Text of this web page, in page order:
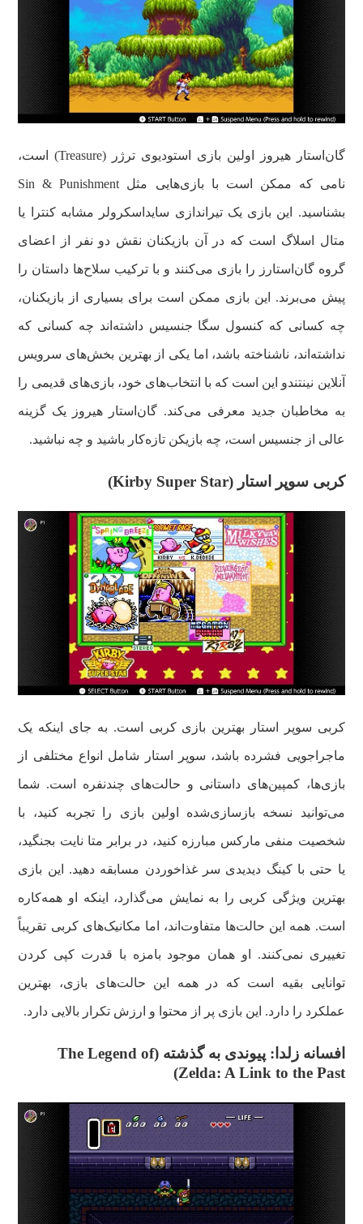
گان‌استار هیروز اولین بازی استودیوی ترژر (Treasure) است،
نامی که ممکن است با بازی‌هایی مثل Sin & Punishment
بشناسید. این بازی یک تیراندازی سایداسکرولر مشابه کنترا یا
متال اسلاگ است که در آن بازیکنان نقش دو نفر از اعضای
گروه گان‌استارز را بازی می‌کنند و با ترکیب سلاح‌ها داستان را
پیش می‌برند. این بازی ممکن است برای بسیاری از بازیکنان،
چه کسانی که کنسول سگا جنسیس داشته‌اند چه کسانی که
نداشته‌اند، ناشناخته باشد، اما یکی از بهترین بخش‌های سرویس
آنلاین نینتندو این است که با انتخاب‌های خود، بازی‌های قدیمی را
به مخاطبان جدید معرفی می‌کند. گان‌استار هیروز یک گزینه
عالی از جنسیس است، چه بازیکن تازه‌کار باشید و چه نباشید.
کربی سوپر استار (Kirby Super Star)
کربی سوپر استار بهترین بازی کربی است. به جای اینکه یک
ماجراجویی فشرده باشد، سوپر استار شامل انواع مختلفی از
بازی‌ها، کمپین‌های داستانی و حالت‌های چندنفره است. شما
می‌توانید نسخه بازسازی‌شده اولین بازی را تجربه کنید، با
شخصیت منفی مارکس مبارزه کنید، در برابر متا نایت بجنگید،
یا حتی با کینگ دیدیدی سر غذاخوردن مسابقه دهید. این بازی
بهترین ویژگی کربی را به نمایش می‌گذارد، اینکه او همه‌کاره
است. همه این حالت‌ها متفاوت‌اند، اما مکانیک‌های کربی تقریباً
تغییری نمی‌کنند. او همان موجود بامزه با قدرت‌ کپی کردن
توانایی بقیه است که در همه این حالت‌های بازی، بهترین
عملکرد را دارد. این بازی پر از محتوا و ارزش تکرار بالایی دارد.
افسانه زلدا: پیوندی به گذشته (The Legend of
Zelda: A Link to the Past)